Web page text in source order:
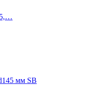
мм SB